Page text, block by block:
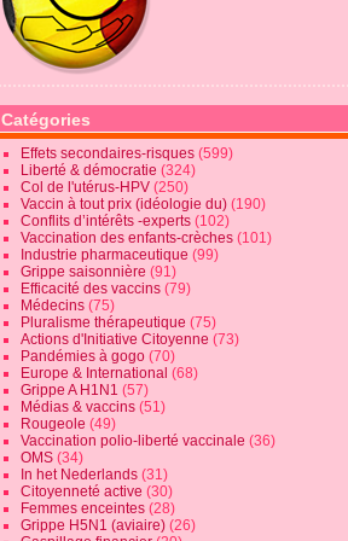
Catégories
Effets secondaires-risques (599)
Liberté & démocratie (324)
Col de l'utérus-HPV (250)
Vaccin à tout prix (idéologie du) (190)
Conflits d’intérêts -experts (102)
Vaccination des enfants-crèches (101)
Industrie pharmaceutique (99)
Grippe saisonnière (91)
Efficacité des vaccins (79)
Médecins (75)
Pluralisme thérapeutique (75)
Actions d'Initiative Citoyenne (73)
Pandémies à gogo (70)
Europe & International (68)
Grippe A H1N1 (57)
Médias & vaccins (51)
Rougeole (49)
Vaccination polio-liberté vaccinale (36)
OMS (34)
In het Nederlands (31)
Citoyenneté active (30)
Femmes enceintes (28)
Grippe H5N1 (aviaire) (26)